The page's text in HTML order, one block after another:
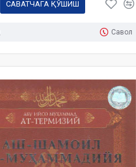
САВАТЧАГА ҚЎШИШ
Савол